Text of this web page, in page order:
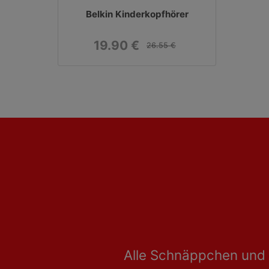
Belkin Kinderkopfhörer
19.90 € 26.55 €
Alle Schnäppchen